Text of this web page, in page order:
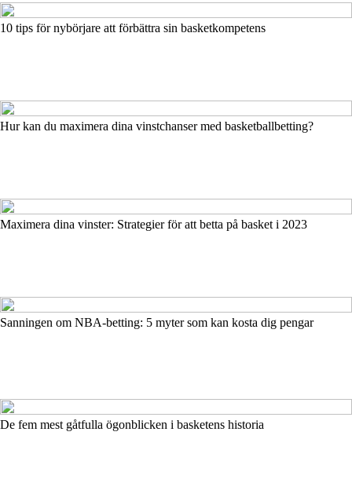
10 tips för nybörjare att förbättra sin basketkompetens
Hur kan du maximera dina vinstchanser med basketballbetting?
Maximera dina vinster: Strategier för att betta på basket i 2023
Sanningen om NBA-betting: 5 myter som kan kosta dig pengar
De fem mest gåtfulla ögonblicken i basketens historia